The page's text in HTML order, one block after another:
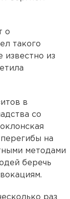
о
такого
известно из
в
со
на
методами
беречь
раз